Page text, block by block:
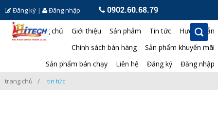
Đăng ký | Đăng nhập 0902.60.68.79
Trang chủ Giới thiệu Sản phẩm Tin tức
Hướng dẫn
Chính sách bán hàng
Sản phẩm khuyến mãi
Sản phẩm bán chạy
Liên hệ Đăng ký Đăng nhập
trang chủ tin tức